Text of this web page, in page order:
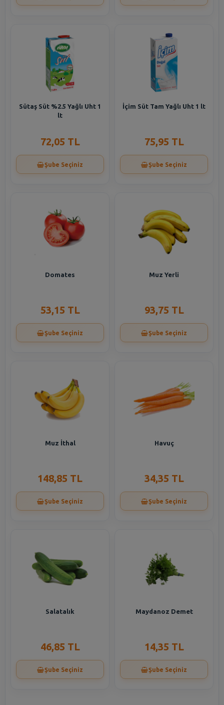
Sütaş Süt %2.5 Yağlı Uht 1
lt
72,05 TL
Şube Seçiniz
İçim Süt Tam Yağlı Uht 1 lt
75,95 TL
Şube Seçiniz
Domates
53,15 TL
Şube Seçiniz
Muz Yerli
93,75 TL
Şube Seçiniz
Muz İthal
148,85 TL
Şube Seçiniz
Havuç
34,35 TL
Şube Seçiniz
Salatalık
46,85 TL
Şube Seçiniz
Maydanoz Demet
14,35 TL
Şube Seçiniz